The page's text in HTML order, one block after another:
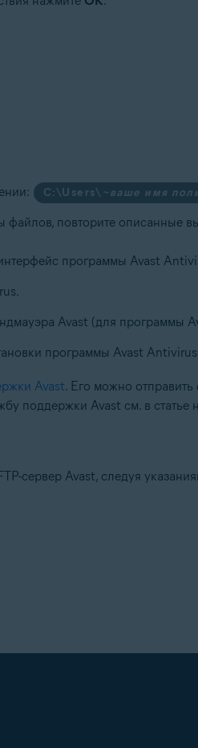
C:\Users\ ~ваше имя
повторите описанные
программы Avast
Avast (для программы
программы Avast
Avast. Его можно
поддержки Avast см. в статье
сервер Avast, следуя